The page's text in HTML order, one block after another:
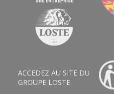
ACCEDEZ AU SITE DU
GROUPE LOSTE